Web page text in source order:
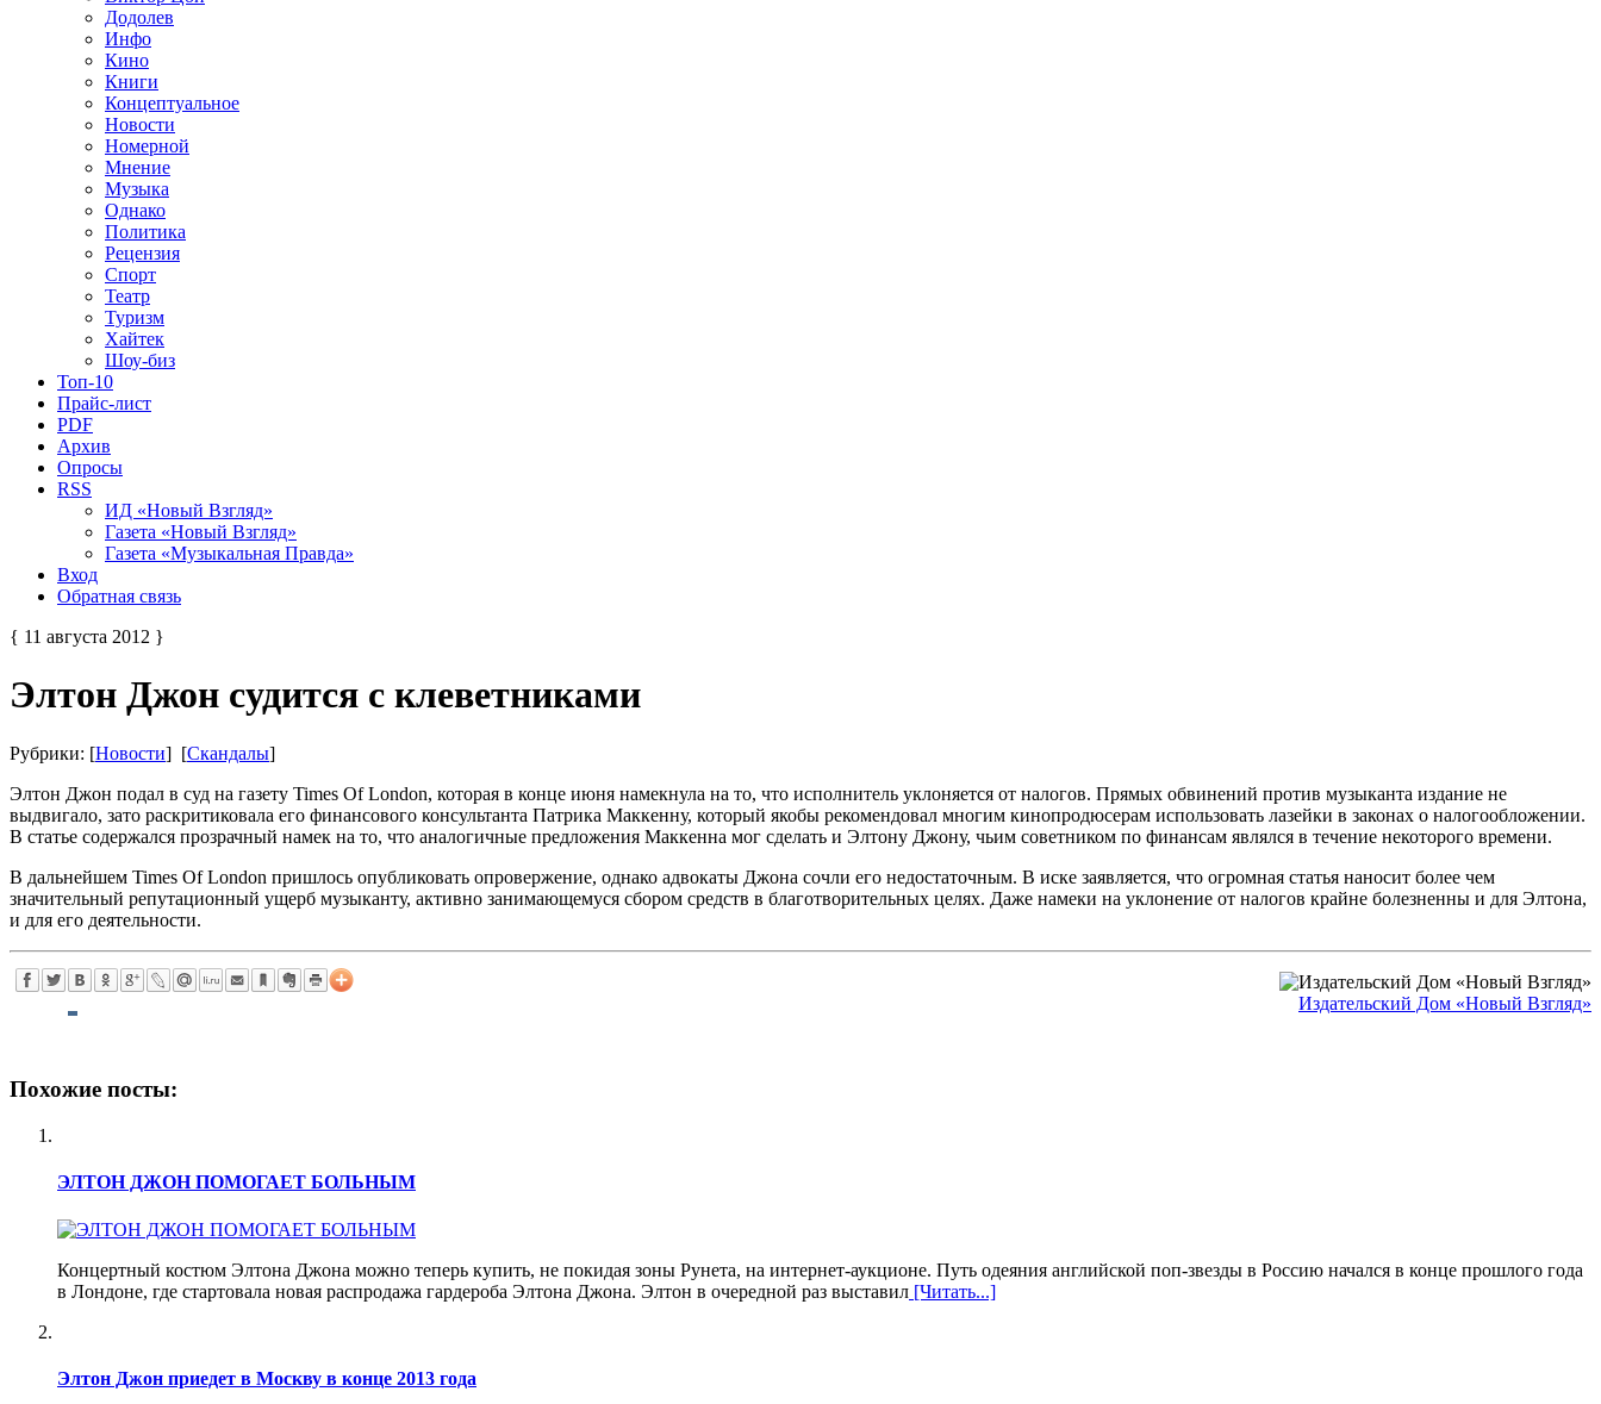
Додолев
Инфо
Кино
Книги
Концептуальное
Новости
Номерной
Мнение
Музыка
Однако
Политика
Рецензия
Спорт
Театр
Туризм
Хайтек
Шоу-биз
Топ-10
Прайс-лист
PDF
Архив
Опросы
RSS
ИД «Новый Взгляд»
Газета «Новый Взгляд»
Газета «Музыкальная Правда»
Вход
Обратная связь
{ 11 августа 2012 }
Элтон Джон судится с клеветниками
Рубрики: [Новости] [Скандалы]
Элтон Джон подал в суд на газету Times Of London, которая в конце июня намекнула на то, что исполнитель уклоняется от налогов. Прямых обвинений против музыканта издание не
выдвигало, зато раскритиковала его финансового консультанта Патрика Маккенну, который якобы рекомендовал многим кинопродюсерам использовать лазейки в законах о налогообложении.
В статье содержался прозрачный намек на то, что аналогичные предложения Маккенна мог сделать и Элтону Джону, чьим советником по финансам являлся в течение некоторого времени.
В дальнейшем Times Of London пришлось опубликовать опровержение, однако адвокаты Джона сочли его недостаточным. В иске заявляется, что огромная статья наносит более чем
значительный репутационный ущерб музыканту, активно занимающемуся сбором средств в благотворительных целях. Даже намеки на уклонение от налогов крайне болезненны и для Элтона,
и для его деятельности.
Издательский Дом «Новый Взгляд»
Похожие посты:
ЭЛТОН ДЖОН ПОМОГАЕТ БОЛЬНЫМ
Концертный костюм Элтона Джона можно теперь купить, не покидая зоны Рунета, на интернет-аукционе. Путь одеяния английской поп-звезды в Россию начался в конце прошлого года
в Лондоне, где стартовала новая распродажа гардероба Элтона Джона. Элтон в очередной раз выставил [Читать...]
Элтон Джон приедет в Москву в конце 2013 года